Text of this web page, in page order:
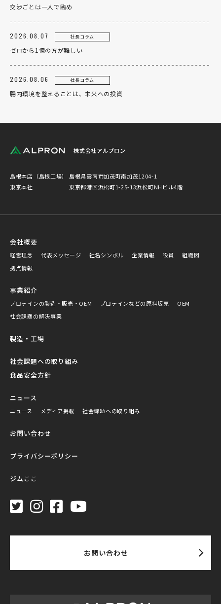
交渉ごとは一人で臨め
2026.08.07 社長コラム
ゼロから1億の方が難しい
2026.08.06 社長コラム
腸内環境を整えることは、未来への投資
株式会社アルプロン
島根本店（島根工場）
島根県雲南市加茂町南加茂1204-1
東京本社
東京都港区浜松町1-25-13浜松町NHビル4階
会社概要
経営理念 代表メッセージ 社名シンボル 企業情報 役員
組織図
拠点情報
事業紹介
プロテインの製造・販売・OEM プロテインなどの原料販売
OEM
社会課題の解決事業
製造・工場
社会課題への取り組み
食品安全方針
ニュース
ニュース メディア掲載 社会課題への取り組み
お問い合わせ
プライバシーポリシー
ジムここ
お問い合わせ